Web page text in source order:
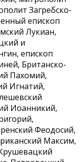
Загребско-
епископ
Лукиан,
и
епископ
Британско-
Пахомий,
Игнатий,
Иоанникий,
Феодосий,
Максим,